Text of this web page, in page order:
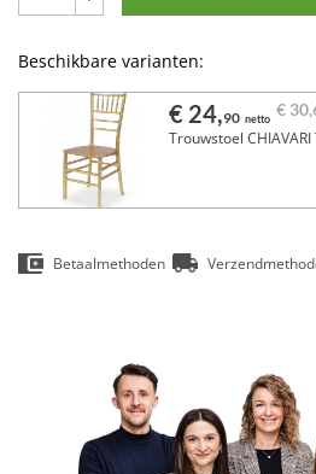
Beschikbare varianten:
€ 24,90 netto € 30,
Trouwstoel CHIAVARI
Betaalmethoden